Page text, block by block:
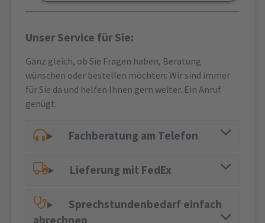
Unser Service für Sie:
Ganz gleich, ob Sie Fragen haben, Beratung
wünschen oder bestellen möchten: Wir sind immer
für Sie da und helfen Ihnen gern weiter. Ein Anruf
genügt.
Fachberatung am Telefon
Lieferung mit FedEx
Sprechstundenbedarf einfach
abrechnen